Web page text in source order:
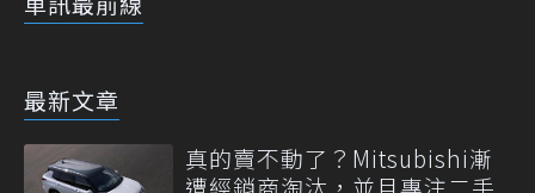
最新文章
真的賣不動了？Mitsubishi漸